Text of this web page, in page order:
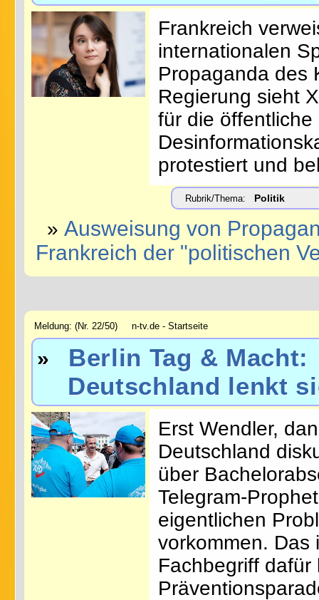
Frankreich
internationalen
Propaganda des
Regierung sieht
für die
protestiert und
Rubrik/Thema: Politik
» Ausweisung von
Frankreich der "politischen
Meldung: (Nr. 22/50) n-tv.de - Startseite
» Berlin Tag & Macht:
Deutschland lenkt
Erst Wendler,
Deutschland
über
Telegram-
eigentlichen
vorkommen. Das
Fachbegriff dafür